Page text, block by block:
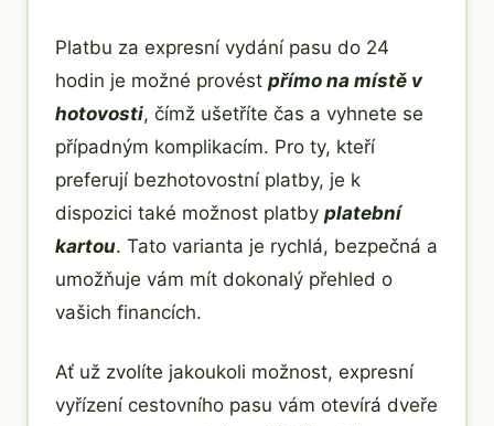
Platbu za expresní vydání pasu do 24
hodin je možné provést přímo na místě v
hotovosti, čímž ušetříte čas a vyhnete se
případným komplikacím. Pro ty, kteří
preferují bezhotovostní platby, je k
dispozici také možnost platby platební
kartou. Tato varianta je rychlá, bezpečná a
umožňuje vám mít dokonalý přehled o
vašich financích.
Ať už zvolíte jakoukoli možnost, expresní
vyřízení cestovního pasu vám otevírá dveře